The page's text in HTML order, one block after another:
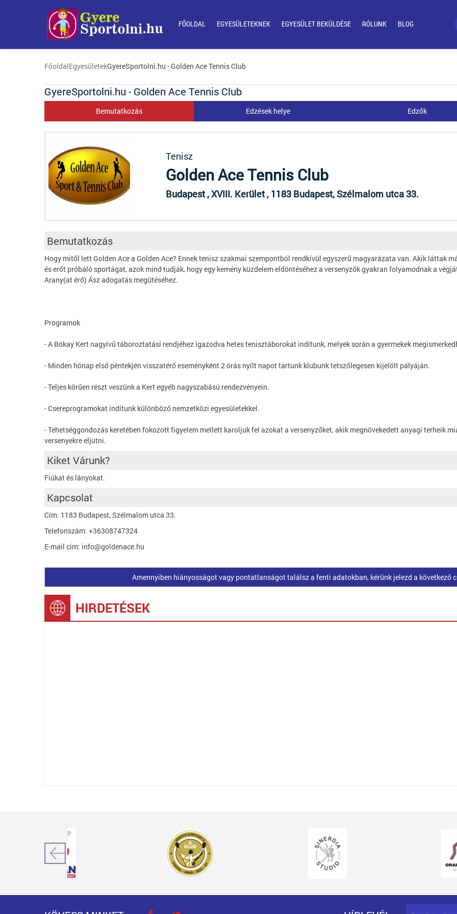
FŐOLDAL EGYESÜLETEKNEK EGYESÜLET BEKÜLDÉSE RÓLUNK BLOG
FőoldalEgyesületekGyereSportolni.hu - Golden Ace Tennis Club
GyereSportolni.hu - Golden Ace Tennis Club
Bemutatkozás Edzések helye Edzők
Tenisz
Golden Ace Tennis Club
Budapest , XVIII. Kerület , 1183 Budapest, Szélmalom utca 33.
Bemutatkozás
Hogy mitől lett Golden Ace a Golden Ace? Ennek tenisz szakmai szempontból rendkívül egyszerű magyarázata van. Akik láttak
és erőt próbáló sportágat, azok mind tudják, hogy egy kemény küzdelem eldöntéséhez a versenyzők gyakran folyamodnak a
Arany(at érő) Ász adogatás megütéséhez.
Programok
- A Bókay Kert nagyívű táboroztatási rendjéhez igazodva hetes tenisztáborokat indítunk, melyek során a gyermekek
- Minden hónap első péntekjén visszatérő eseményként 2 órás nyílt napot tartunk klubunk tetszőlegesen kijelölt pályáján.
- Teljes körűen részt veszünk a Kert egyéb nagyszabású rendezvényein.
- Csereprogramokat indítunk különböző nemzetközi egyesületekkel.
- Tehetséggondozás keretében fokozott figyelem mellett karoljuk fel azokat a versenyzőket, akik megnövekedett anyagi terheik
versenyekre eljutni.
Kiket Várunk?
Fiúkat és lányokat.
Kapcsolat
Cím: 1183 Budapest, Szélmalom utca 33.
Telefonszám: +36308747324
E-mail cím: info@goldenace.hu
Amennyiben hiányosságot vagy pontatlanságot találsz a fenti adatokban, kérünk jelezd a következő
HIRDETÉSEK